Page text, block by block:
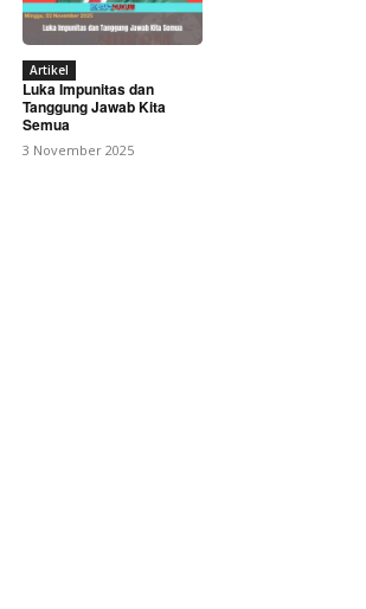
Artikel
Luka Impunitas dan
Tanggung Jawab Kita
Semua
3 November 2025